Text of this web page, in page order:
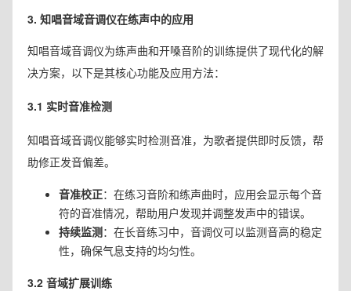
3. 知唱音域音调仪在练声中的应用
知唱音域音调仪为练声曲和开嗓音阶的训练提供了现代化的解
决方案，以下是其核心功能及应用方法：
3.1 实时音准检测
知唱音域音调仪能够实时检测音准，为歌者提供即时反馈，帮
助修正发音偏差。
音准校正：在练习音阶和练声曲时，应用会显示每个音
符的音准情况，帮助用户发现并调整发声中的错误。
持续监测：在长音练习中，音调仪可以监测音高的稳定
性，确保气息支持的均匀性。
3.2 音域扩展训练